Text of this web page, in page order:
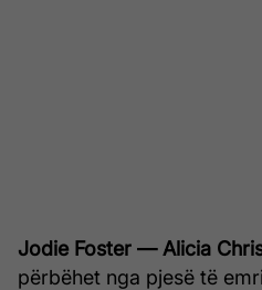
Jodie Foster — Alicia
përbëhet nga pjesë të